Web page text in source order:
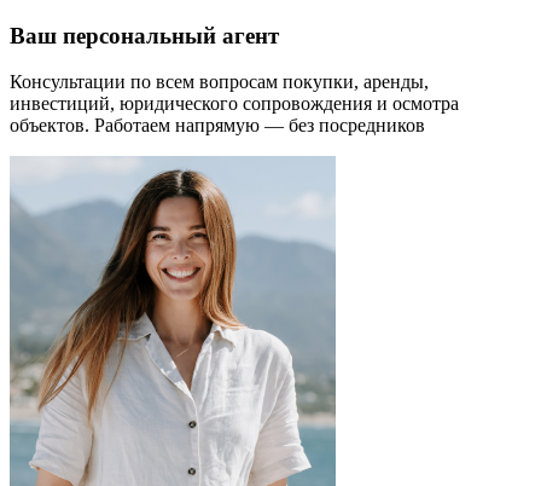
Ваш персональный агент
Консультации по всем вопросам покупки, аренды,
инвестиций, юридического сопровождения и осмотра
объектов. Работаем напрямую — без посредников